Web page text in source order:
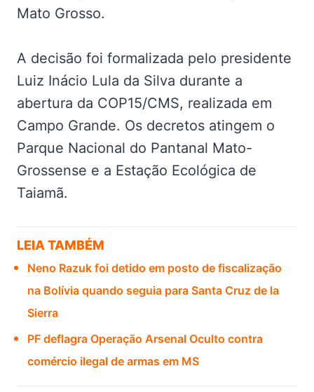
Mato Grosso.
A decisão foi formalizada pelo presidente
Luiz Inácio Lula da Silva durante a
abertura da COP15/CMS, realizada em
Campo Grande. Os decretos atingem o
Parque Nacional do Pantanal Mato-
Grossense e a Estação Ecológica de
Taiamã.
LEIA TAMBÉM
Neno Razuk foi detido em posto de fiscalização
na Bolívia quando seguia para Santa Cruz de la
Sierra
PF deflagra Operação Arsenal Oculto contra
comércio ilegal de armas em MS